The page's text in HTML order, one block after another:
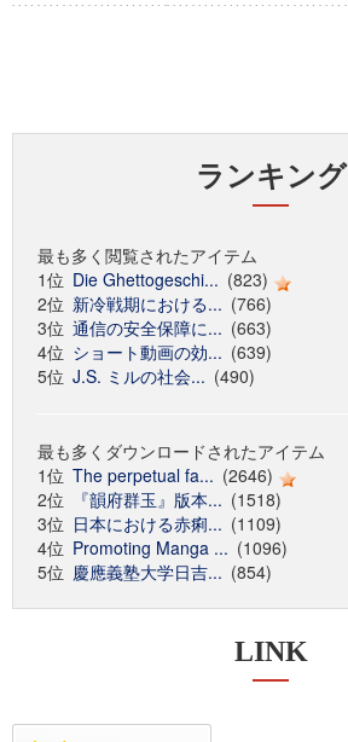
ランキング
最も多く閲覧されたアイテム
1位 Die Ghettogeschi... (823)
2位 新冷戦期における... (766)
3位 通信の安全保障に... (663)
4位 ショート動画の効... (639)
5位 J.S. ミルの社会... (490)
最も多くダウンロードされたアイテム
1位 The perpetual fa... (2646)
2位
『韻府群玉』版本... (1518)
3位 日本における赤痢... (1109)
4位 Promoting Manga ... (1096)
5位 慶應義塾大学日吉... (854)
LINK